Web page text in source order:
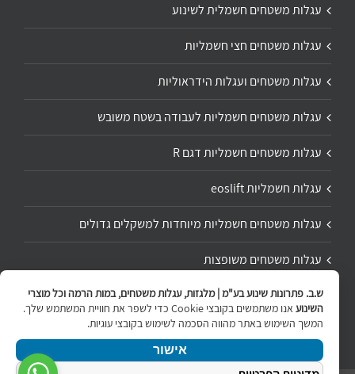
עגלות משטחים חשמלית לשינוע
עגלות משטחים חצי חשמליות
עגלות משטחים ועגלות הידראוליות
עגלות משטחים חשמליות לעבודה בשטח משובש
עגלות משטחים חשמליות דגם R
עגלות חשמליות eoslift
עגלות משטחים חשמליות מיוחדות למשקלים גדולים
עגלות משטחים משופצות
תיקון ושיפוץ עגלת משטחים
ש.ב. פתרונות שינוע בע"מ | מלגזות, עגלות משטחים, במות הרמה וכל מוצרי
השינוע
אנו משתמשים בקובצי Cookie כדי לשפר את חוויית המשתמש שלך.
המשך השימוש באתר מהווה הסכמה לשימוש בקובצי עוגיות.
אישור